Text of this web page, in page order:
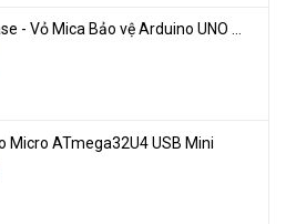
Micro ATmega32U4 USB Mini